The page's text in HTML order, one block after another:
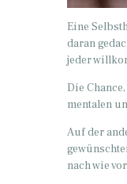
Eine
daran
jeder
Die
mentalen
Auf der
nach wie